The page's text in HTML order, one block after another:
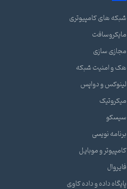
شبکه های کامپیوتری
مایکروسافت
مجازی سازی
هک و امنیت شبکه
لینوکس و دواپس
میکروتیک
سیسکو
برنامه نویسی
کامپیوتر و موبایل
فایروال
پایگاه داده و داده کاوی